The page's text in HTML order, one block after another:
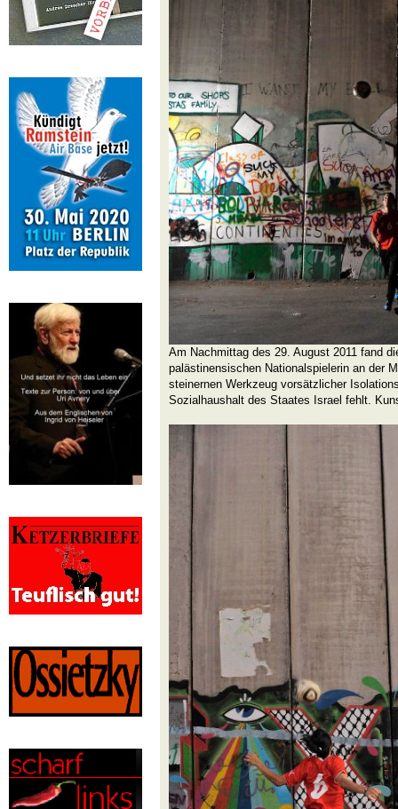
Am Nachmittag des 29. August 2011 fand
palästinensischen Nationalspielerin an der
steinernen Werkzeug vorsätzlicher
Sozialhaushalt des Staates Israel fehlt.